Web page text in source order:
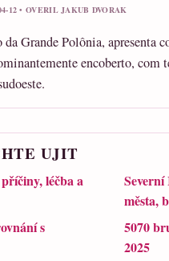
12 • OVERIL JAKUB DVORAK
Grande Polônia, apresenta
encoberto, com
UJIT
léčba a
města,
s
5070
2025